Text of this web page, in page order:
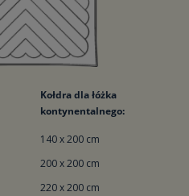
Kołdra dla łóżka
kontynentalnego:
140 x 200 cm
200 x 200 cm
220 x 200 cm